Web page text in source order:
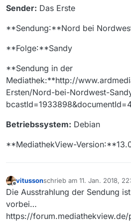
Sender: Das Erste
**Sendung:**Nord bei
**Folge:**Sandy
**Sendung in der
Mediathek:**http://
Ersten/Nord-bei-Nordwest-
Betriebssystem: Debian
**MediathekView-
Offline
vitussonschrieb am 11. Jan. 2018,
zuletzt editiert von
Die Ausstrahlung der Sendung
vorbei…
https://